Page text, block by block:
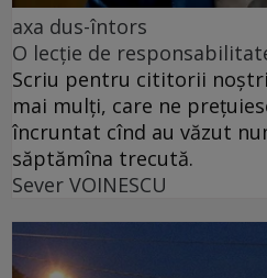
axa dus-întors
O lecție de
Scriu pentru cititorii
mai mulți, care ne
încruntat cînd au văzut
săptămîna trecută.
Sever VOINESCU